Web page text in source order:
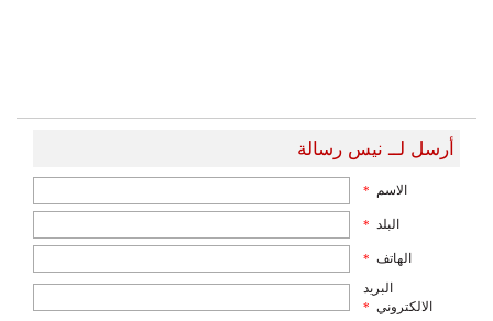
أرسل لــ نيس رسالة
الاسم *
البلد *
الهاتف *
البريد
الالكتروني *